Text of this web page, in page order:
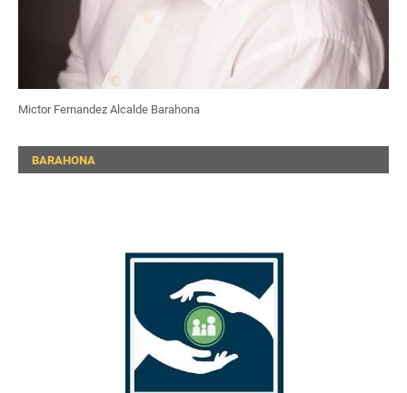
Mictor Fernandez Alcalde Barahona
BARAHONA